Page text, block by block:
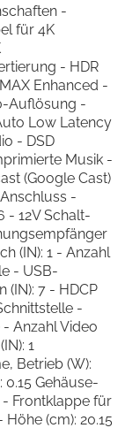
-
für 4K
- HDR
Enhanced -
Auflösung -
Low Latency
- DSD
Musik -
(Google Cast)
-
- 12V Schalt-
(IN): 1 - Anzahl
- USB-
(IN): 7 - HDCP
-
Anzahl Video
1
Betrieb (W):
Gehäuse-
Frontklappe für
(cm): 20.15